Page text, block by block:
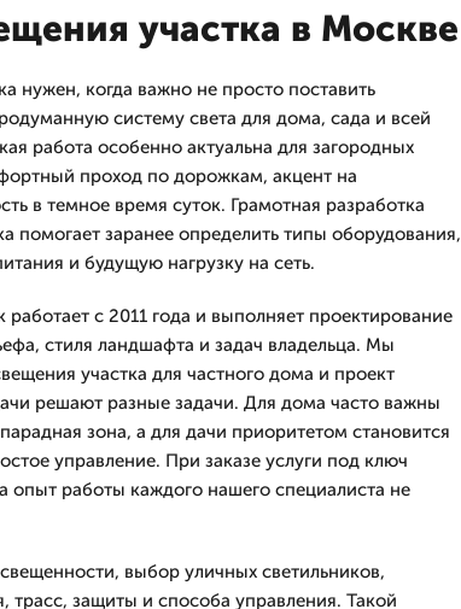
участка в Москве
нужен, когда важно не просто поставить
систему света для дома, сада и всей
работа особенно актуальна для загородных
проход по дорожкам, акцент на
в темное время суток. Грамотная разработка
помогает заранее определить типы оборудования,
и будущую нагрузку на сеть.
с 2011 года и выполняет проектирование
стиля ландшафта и задач владельца. Мы
участка для частного дома и проект
решают разные задачи. Для дома часто важны
зона, а для дачи приоритетом становится
управление. При заказе услуги под ключ
опыт работы каждого нашего специалиста не
выбор уличных светильников,
трасс, защиты и способа управления. Такой